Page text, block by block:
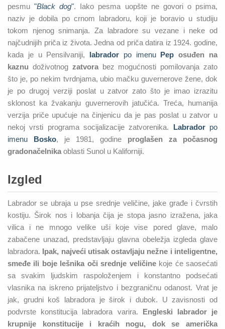
pesmu"Black dog". Iako pesma uopšte ne govori o psima,
naziv je dobila po crnom labradoru, koji je boravio u studiju
tokom njenog snimanja. Za labradore su vezane i neke od
najčudnijih priča iz života. Jedna od priča datira iz 1924. godine,
kada je u Pensilvaniji, labrador po imenu Pep osuđen na
kaznu doživotnog zatvorabez mogućnosti pomilovanja zato
što je, po nekim tvrdnjama, ubio mačku guvernerove žene, dok
je po drugoj verziji poslat u zatvor zato što je imao izrazitu
sklonost ka žvakanju guvernerovih jatučića. Treća, humanija
verzija priče upućuje na činjenicu da je pas poslat u zatvor u
nekoj vrsti programa socijalizacije zatvorenika. Labradorpo
imenu Bosko, je 1981, godine proglašen za počasnog
gradonačelnika oblasti Sunol u Kaliforniji.
Izgled
Labrador se ubraja u pse srednje veličine, jake građe i čvrstih
kostiju. Širok nos i lobanja čija je stopa jasno izražena, jaka
vilica i ne mnogo velike uši koje vise pored glave, malo
zabačene unazad, predstavljaju glavna obeležja izgleda glave
labradora. Ipak, najveći utisak ostavljaju nežne i inteligentne,
smeđe ili boje lešnika oči srednje veličine koje će saosećati
sa svakim ljudskim raspoloženjem i konstantno podsećati
vlasnika na iskreno prijateljstvo i bezgraničnu odanost. Vrat je
jak, grudni koš labradora je širok i dubok. U zavisnosti od
podvrste konstitucija labradora varira. Engleski labrador je
krupnije konstitucije i kraćih nogu, dok se američka